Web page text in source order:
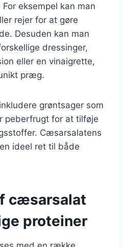
eksempel kan man
rejer for at gøre
Desuden kan man
dressinger,
eller en vinaigrette,
præg.
grøntsager som
peberfrugt for at tilføje
Cæsarsalatens
ideel ret til både
cæsarsalat
proteiner